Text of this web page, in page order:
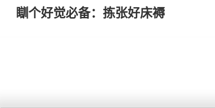
瞓个好觉必备：拣张好床褥